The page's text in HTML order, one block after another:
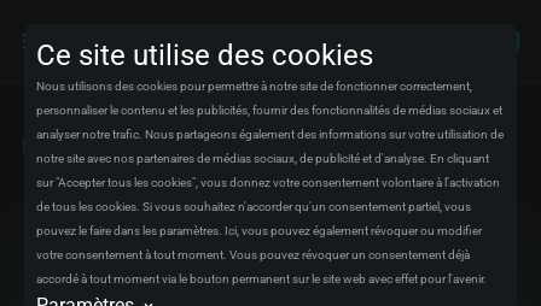
Ce site utilise des cookies
Nous utilisons des cookies pour permettre à notre site de fonctionner correctement,
personnaliser le contenu et les publicités, fournir des fonctionnalités de médias sociaux et
analyser notre trafic. Nous partageons également des informations sur votre utilisation de
notre site avec nos partenaires de médias sociaux, de publicité et d'analyse. En cliquant
sur "Accepter tous les cookies", vous donnez votre consentement volontaire à l'activation
de tous les cookies. Si vous souhaitez n'accorder qu'un consentement partiel, vous
pouvez le faire dans les paramètres. Ici, vous pouvez également révoquer ou modifier
votre consentement à tout moment. Vous pouvez révoquer un consentement déjà
accordé à tout moment via le bouton permanent sur le site web avec effet pour l'avenir.
Embrayage. Transmission